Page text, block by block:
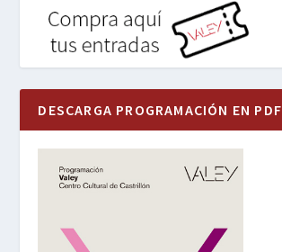
DESCARGA PROGRAMACIÓN EN PDF